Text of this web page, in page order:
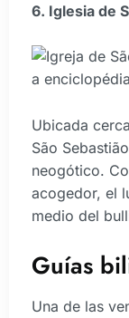
6. Iglesia de
Ubicada
São
neogótico.
acogedor, el
medio del
Guías
Una de las